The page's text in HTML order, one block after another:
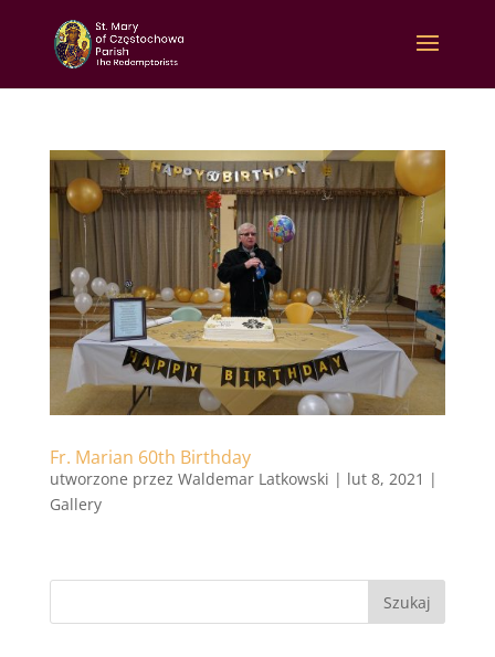
Fr. Marian 60th Birthday
utworzone przez Waldemar Latkowski | lut 8, 2021 |
Gallery